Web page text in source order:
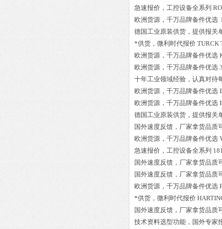
急速报价，工控设备全系列
欧洲货源，千万品牌备件优选
德国工业原装供货，提供报关
*供货，微利时代报价 TURCK
欧洲货源，千万品牌备件优选
欧洲货源，千万品牌备件优选
十年工业领域经验，认真对待
欧洲货源，千万品牌备件优选
欧洲货源，千万品牌备件优选
德国工业原装供货，提供报关
国外速度反馈，厂家拿货品质
欧洲货源，千万品牌备件优选
急速报价，工控设备全系列
国外速度反馈，厂家拿货品质
国外速度反馈，厂家拿货品质
欧洲货源，千万品牌备件优选
*供货，微利时代报价
国外速度反馈，厂家拿货品质
技术资料选型功能，国外专家